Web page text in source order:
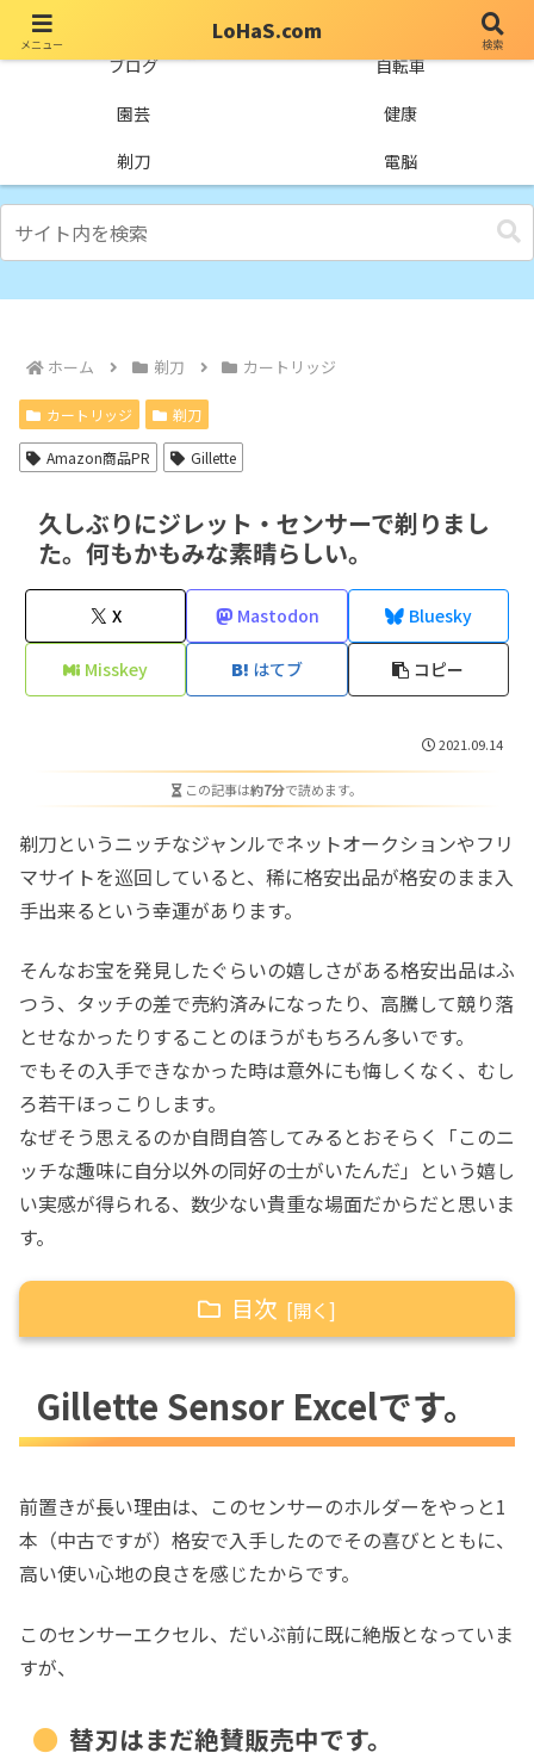
ブログ
自転車
園芸
健康
剃刀
電脳
ホーム 剃刀 カートリッジ
カートリッジ 剃刀
Amazon商品PR Gillette
久しぶりにジレット・センサーで剃りまし
た。何もかもみな素晴らしい。
X Mastodon Bluesky
Misskey はてブ コピー
2021.09.14
この記事は約7分で読めます。
剃刀というニッチなジャンルでネットオークションやフリ
マサイトを巡回していると、稀に格安出品が格安のまま入
手出来るという幸運があります。
そんなお宝を発見したぐらいの嬉しさがある格安出品はふ
つう、タッチの差で売約済みになったり、高騰して競り落
とせなかったりすることのほうがもちろん多いです。
でもその入手できなかった時は意外にも悔しくなく、むし
ろ若干ほっこりします。
なぜそう思えるのか自問自答してみるとおそらく「このニ
ッチな趣味に自分以外の同好の士がいたんだ」という嬉し
い実感が得られる、数少ない貴重な場面だからだと思いま
す。
目次
替刃はまだ絶賛販売中です。
剃ってみました。
はなかった
センサーエクセルの互換ホルダー
中古品を探す
現行Gilletteディスポレザーのハンド
ーを入手する
Gillette Sensor Excelです。
前置きが長い理由は、このセンサーのホルダーをやっと1
本（中古ですが）格安で入手したのでその喜びとともに、
高い使い心地の良さを感じたからです。
このセンサーエクセル、だいぶ前に既に絶版となっていま
すが、
替刃はまだ絶賛販売中です。
メニュー
LoHaS.com
検索